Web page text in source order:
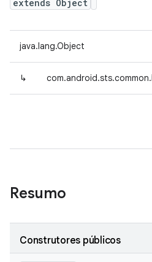
extends Object
java.lang.Object
↳
Resumo
Construtores públicos